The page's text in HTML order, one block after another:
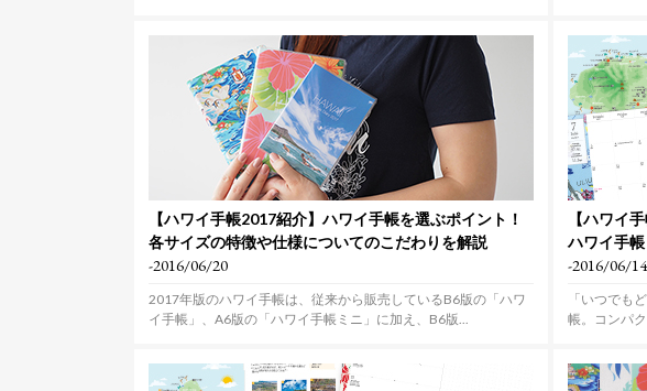
【ハワイ手帳2017紹介】ハワイ手帳を選ぶポイント！
各サイズの特徴や仕様についてのこだわりを解説
-2016/06/20
2017年版のハワイ手帳は、従来から販売しているB6版の「ハワ
イ手帳」、A6版の「ハワイ手帳ミニ」に加え、B6版...
【ハワイ
ハワイ手
-2016/06/14
「いつでも
帳。コンパ